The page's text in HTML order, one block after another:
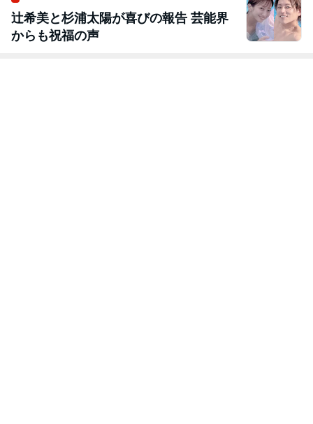
辻希美と杉浦太陽が喜びの報告 芸能界
からも祝福の声